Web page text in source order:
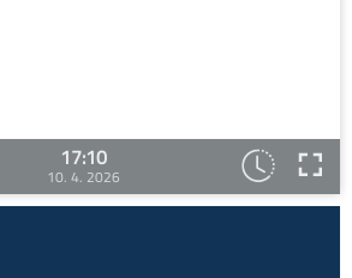
17:10
10. 4. 2026